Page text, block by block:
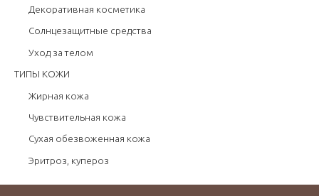
Декоративная косметика
Солнцезащитные средства
Уход за телом
ТИПЫ КОЖИ
Жирная кожа
Чувствительная кожа
Сухая обезвоженная кожа
Эритроз, купероз